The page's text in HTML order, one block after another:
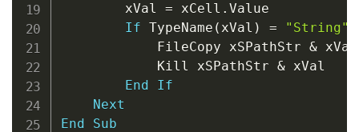
        xVal
= xCell . Value
If TypeName ( xVal ) = "String"
            FileCopy xSPathStr
& xVal
            Kill xSPathStr
& xVal
End
If
Next
End
Sub